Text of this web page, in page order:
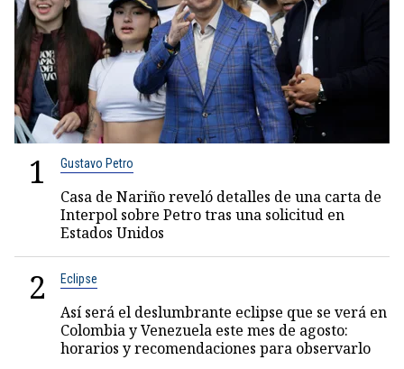
1 Gustavo Petro
Casa de Nariño reveló detalles de una carta de
Interpol sobre Petro tras una solicitud en
Estados Unidos
2 Eclipse
Así será el deslumbrante eclipse que se verá en
Colombia y Venezuela este mes de agosto:
horarios y recomendaciones para observarlo